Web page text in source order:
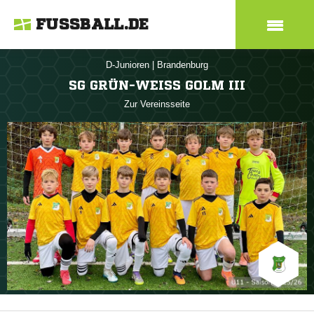
FUSSBALL.DE
D-Junioren Brandenburg
SG GRÜN-WEISS GOLM III
Zur Vereinsseite